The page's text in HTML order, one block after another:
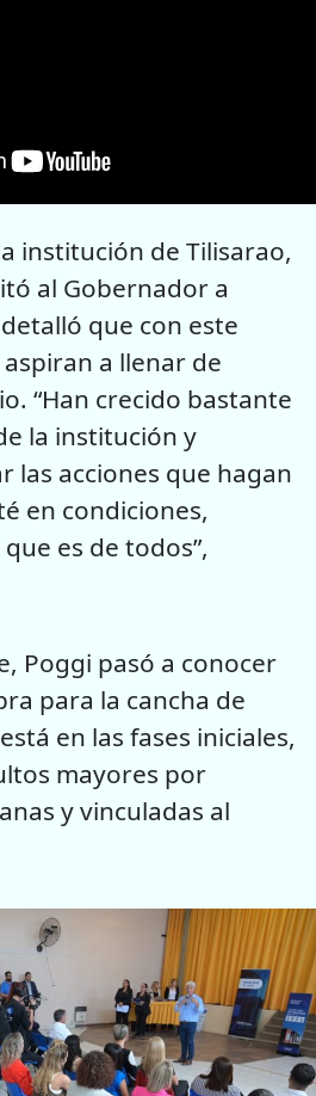
institución de Tilisarao,
al Gobernador a
que con este
a llenar de
“Han crecido bastante
la institución y
las acciones que hagan
en condiciones,
es de todos”,
Poggi pasó a conocer
para la cancha de
en las fases iniciales,
mayores por
y vinculadas al